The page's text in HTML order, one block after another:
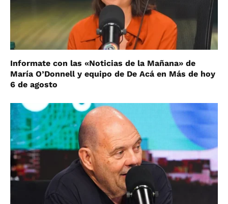
Informate con las «Noticias de la Mañana» de
María O’Donnell y equipo de De Acá en Más de hoy
6 de agosto